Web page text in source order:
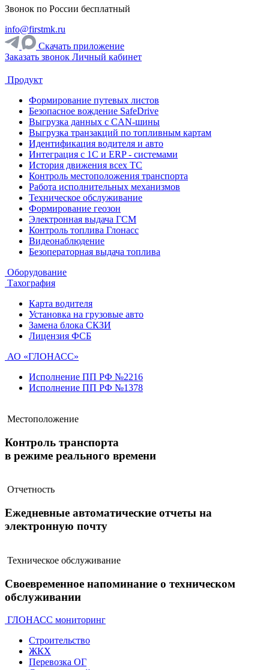
Звонок по России бесплатный
info@firstmk.ru
Скачать приложение
Заказать звонок Личный кабинет
Продукт
Формирование путевых листов
Безопасное вождение SafeDrive
Выгрузка данных с CAN-шины
Выгрузка транзакций по топливным картам
Идентификация водителя и авто
Интеграция с 1С и ERP - системами
История движения всех ТС
Контроль местоположения транспорта
Работа исполнительных механизмов
Техническое обслуживание
Формирование геозон
Электронная выдача ГСМ
Контроль топлива Глонасс
Видеонаблюдение
Безоператорная выдача топлива
Оборудование
Тахография
Карта водителя
Установка на грузовые авто
Замена блока СКЗИ
Лицензия ФСБ
АО «ГЛОНАСС»
Исполнение ПП РФ №2216
Исполнение ПП РФ №1378
Местоположение
Контроль транспорта
в режиме реального времени
Отчетность
Ежедневные автоматические отчеты на
электронную почту
Техническое обслуживание
Своевременное напоминание о техническом
обслуживании
ГЛОНАСС мониторинг
Строительство
ЖКХ
Перевозка ОГ